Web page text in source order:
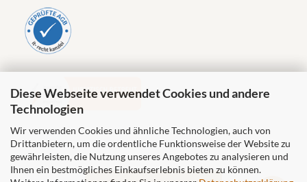
Diese Webseite verwendet Cookies und andere
Technologien
Wir verwenden Cookies und ähnliche Technologien, auch von
Drittanbietern, um die ordentliche Funktionsweise der Website zu
gewährleisten, die Nutzung unseres Angebotes zu analysieren und
Ihnen ein bestmögliches Einkaufserlebnis bieten zu können.